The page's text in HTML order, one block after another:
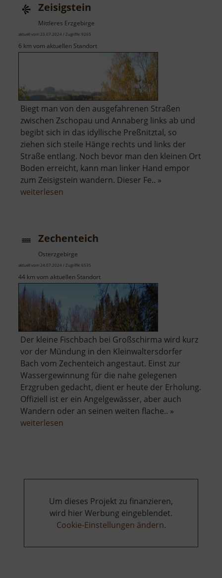
Zeisigstein
Mittleres Erzgebirge
aktuell vom 23.07.2024 / Zugriffe: 9265
6 km vom aktuellen Standort
Biegt man von den ausgefahrenen Straßen
zwischen Zschopau und Annaberg links ab und
begibt sich in das idyllische Preßnitztal, so
ziehen sich steile Hänge rechts und links der
Straße entlang. Noch bevor man den kleinen Ort
Boden erreicht, kann man linker Hand empor
zum Zeisigstein wandern. Dieser Fe.. »
weiterlesen
Zechenteich
Osterzgebirge
aktuell vom 24.07.2024 / Zugriffe: 6535
44 km vom aktuellen Standort
Der kleine Fischbach bei Großschirma wird kurz
vor der Mündung in den Kleinwaltersdorfer
Bach vom Zechenteich angestaut. Einst zur
Wassergewinnung für die nahe gelegenen
Erzgruben gedacht, dient er heute der Erholung.
Offiziell ist er ein Angelgewässer, aber auch
Wandern oder an seinen weiten flache.. »
weiterlesen
Um dieses Projekt zu finanzieren,
wird hier Werbung eingeblendet.
Cookie-Einstellungen ändern.